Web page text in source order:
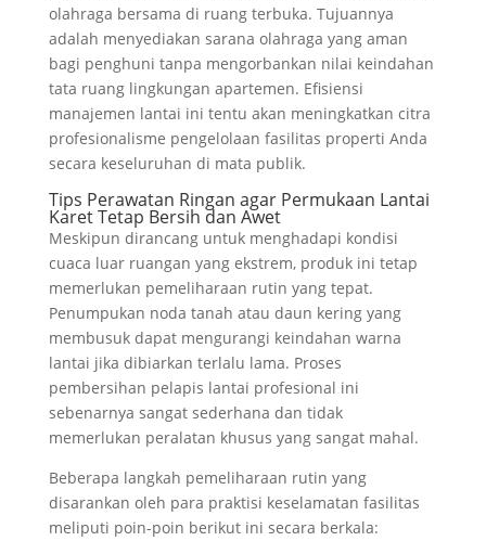
olahraga bersama di ruang terbuka. Tujuannya
adalah menyediakan sarana olahraga yang aman
bagi penghuni tanpa mengorbankan nilai keindahan
tata ruang lingkungan apartemen. Efisiensi
manajemen lantai ini tentu akan meningkatkan citra
profesionalisme pengelolaan fasilitas properti Anda
secara keseluruhan di mata publik.
Tips Perawatan Ringan agar Permukaan Lantai
Karet Tetap Bersih dan Awet
Meskipun dirancang untuk menghadapi kondisi
cuaca luar ruangan yang ekstrem, produk ini tetap
memerlukan pemeliharaan rutin yang tepat.
Penumpukan noda tanah atau daun kering yang
membusuk dapat mengurangi keindahan warna
lantai jika dibiarkan terlalu lama. Proses
pembersihan pelapis lantai profesional ini
sebenarnya sangat sederhana dan tidak
memerlukan peralatan khusus yang sangat mahal.
Beberapa langkah pemeliharaan rutin yang
disarankan oleh para praktisi keselamatan fasilitas
meliputi poin-poin berikut ini secara berkala: